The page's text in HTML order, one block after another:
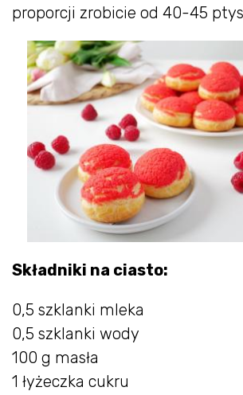
proporcji zrobicie od 40-45
Składniki na ciasto:
0,5 szklanki mleka
0,5 szklanki wody
100 g masła
1 łyżeczka cukru